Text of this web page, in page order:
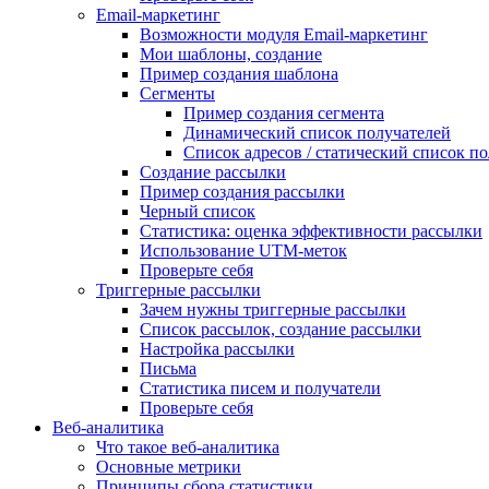
Email-маркетинг
Возможности модуля Email-маркетинг
Мои шаблоны, создание
Пример создания шаблона
Сегменты
Пример создания сегмента
Динамический список получателей
Список адресов / статический список
Создание рассылки
Пример создания рассылки
Черный список
Статистика: оценка эффективности рассылки
Использование UTM-меток
Проверьте себя
Триггерные рассылки
Зачем нужны триггерные рассылки
Список рассылок, создание рассылки
Настройка рассылки
Письма
Статистика писем и получатели
Проверьте себя
Веб-аналитика
Что такое веб-аналитика
Основные метрики